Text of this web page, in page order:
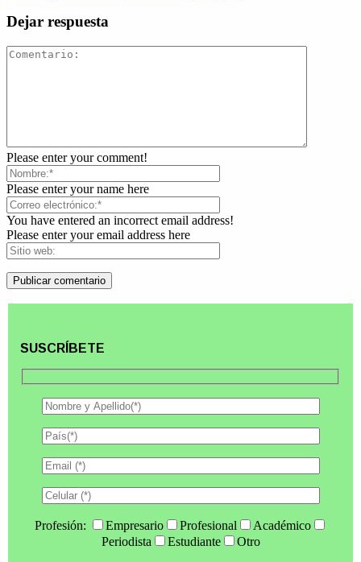
Dejar respuesta
Please enter your comment!
Please enter your name here
You have entered an incorrect email address!
Please enter your email address here
SUSCRÍBETE
Profesión: Empresario Profesional
Académico
Periodista
Estudiante Otro